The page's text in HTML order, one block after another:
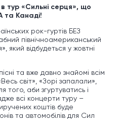
«Сильні серця», що
та Канаді!
рок-гуртів БЕЗ
північноамериканський
який відбудеться у жовтні
та вже давно знайомі всім
світ», «Зорі запалали»,
того, аби згуртуватись і
всі концерти туру –
коштів буде
та автомобілів для Сил